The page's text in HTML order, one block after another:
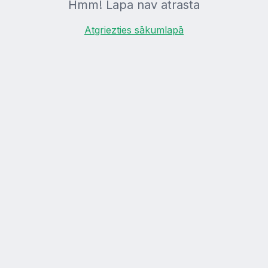
Hmm! Lapa nav atrasta
Atgriezties sākumlapā